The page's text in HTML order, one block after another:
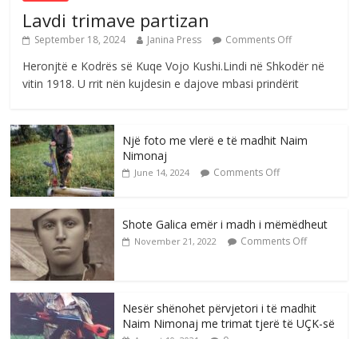
Lavdi trimave partizan
September 18, 2024 Janina Press Comments Off
Heronjtë e Kodrës së Kuqe Vojo Kushi.Lindi në Shkodër në
vitin 1918. U rrit nën kujdesin e dajove mbasi prindërit
Një foto me vlerë e të madhit Naim
Nimonaj
June 14, 2024 Comments Off
Shote Galica emër i madh i mëmëdheut
November 21, 2022 Comments Off
Nesër shënohet përvjetori i të madhit
Naim Nimonaj me trimat tjerë të UÇK-së